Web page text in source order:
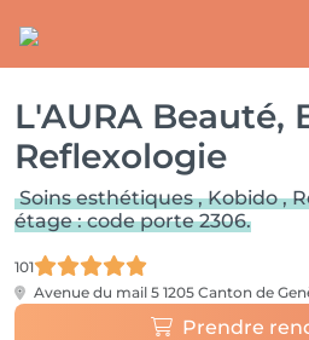
L'AURA Beauté,
Reflexologie
Soins esthétiques , Kobido ,
étage : code porte 2306.
101
Avenue du mail 5 1205 Canton de
Prendre